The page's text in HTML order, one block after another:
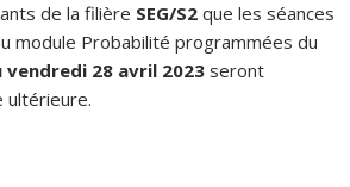
de la filière SEG/S2 que les séances
module Probabilité programmées du
vendredi 28 avril 2023 seront
ultérieure.